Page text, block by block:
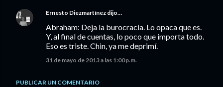
Ernesto Diezmartínez dijo…
Abraham: Deja la burocracia. Lo opaca que es.
Y, al final de cuentas, lo poco que importa todo.
Eso es triste. Chin, ya me deprimí.
31 de mayo de 2013 a las 1:00 p.m.
PUBLICAR UN COMENTARIO